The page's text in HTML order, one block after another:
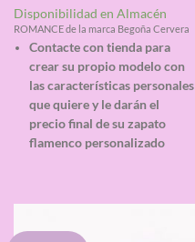
Valorado
con5.00
de 5
Disponibilidad en Almacén
ROMANCE de la marca Begoña Cervera
Contacte con tienda para
crear su propio modelo con
las características personales
que quiere y le darán el
precio final de su zapato
flamenco personalizado